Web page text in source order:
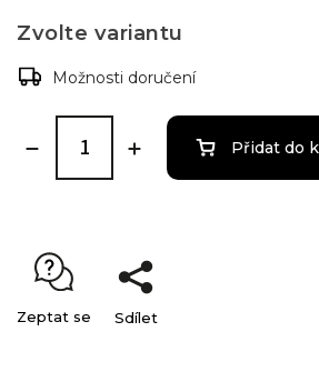
Zvolte variantu
Možnosti doručení
Přidat do
Zeptat se Sdílet